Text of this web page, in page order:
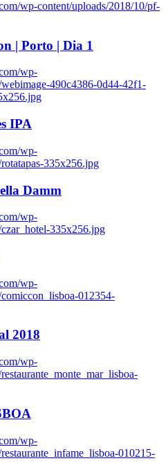
wp-content/uploads/2018/10/pf-
| Porto | Dia 1
wp-
490c4386-0d44-42f1-
IPA
wp-
335x256.jpg
Damm
wp-
335x256.jpg
wp-
012354-
2018
wp-
wp-
010215-